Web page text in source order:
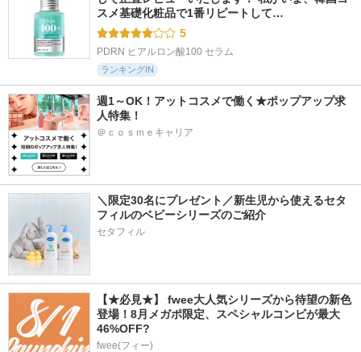
スメ基礎化粧品で1番リピートして…
5
PDRN ヒアルロン酸100 セラム
ランキングIN
週1～OK！アットコスメで働く★ポップアップ求
人特集！
＠ｃｏｓｍｅキャリア
＼限定30名にプレゼント／新生児から使えるセタ
フィルのベビーシリーズのご紹介
セタフィル
【★必見★】 fwee大人気シリーズから待望の新色
登場！8月メガポ限定、スペシャルコンビが最大
46%OFF?
fwee(フィー)